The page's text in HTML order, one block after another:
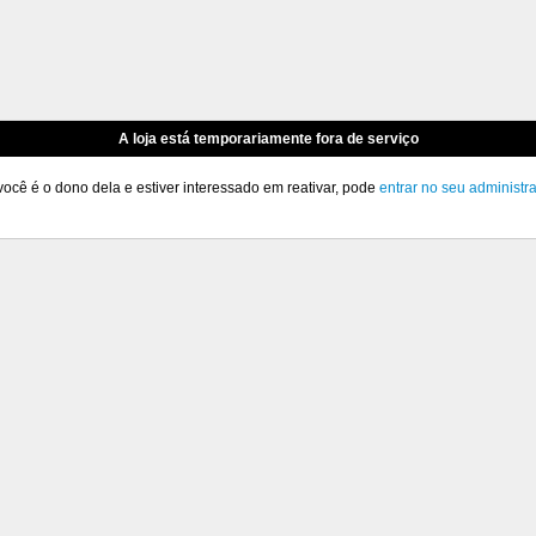
A loja está temporariamente fora de serviço
é o dono dela e estiver interessado em reativar, pode entrar no seu